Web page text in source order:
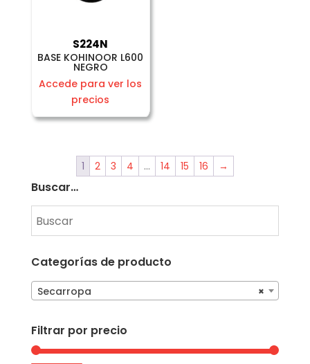
S224N
BASE KOHINOOR L600
NEGRO
Accede para ver los
precios
1 2 3 4 … 14 15 16 →
Buscar…
Categorías de producto
×
Secarropa
Filtrar por precio